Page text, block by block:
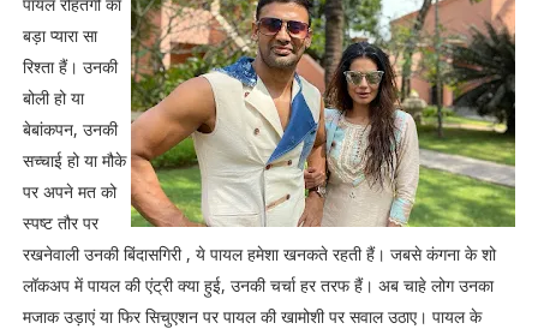
बड़ा प्यारा सा
रिश्ता हैं। उनकी
बोली हो या
बेबांकपन, उनकी
सच्चाई हो या मौके
पर अपने मत को
स्पष्ट तौर पर
रखनेवाली उनकी बिंदासगिरी , ये पायल हमेशा खनकते रहती हैं। जबसे कंगना के शो
लॉकअप में पायल की एंट्री क्या हुई, उनकी चर्चा हर तरफ हैं। अब चाहे लोग उनका
मजाक उड़ाएं या फिर सिचुएशन पर पायल की खामोशी पर सवाल उठाए। पायल के